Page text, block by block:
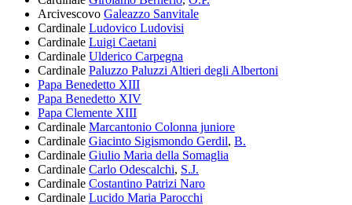
Arcivescovo Galeazzo Sanvitale
Cardinale Ludovico Ludovisi
Cardinale Luigi Caetani
Cardinale Ulderico Carpegna
Cardinale Paluzzo Paluzzi Altieri degli Albertoni
Papa Benedetto XIII
Papa Benedetto XIV
Papa Clemente XIII
Cardinale Marcantonio Colonna juniore
Cardinale Giacinto Sigismondo Gerdil, B.
Cardinale Giulio Maria della Somaglia
Cardinale Carlo Odescalchi, S.J.
Cardinale Costantino Patrizi Naro
Cardinale Lucido Maria Parocchi